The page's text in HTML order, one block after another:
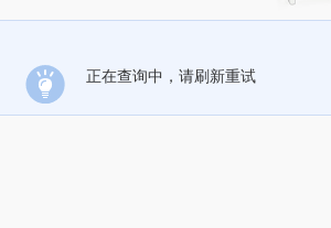
正在查询中，请刷新重试